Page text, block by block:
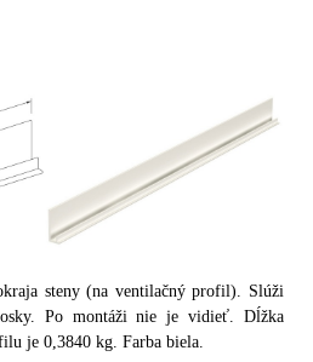
steny (na ventilačný profil).
Slúži
Po montáži nie je vidieť.
Dĺžka
je 0,3840 kg. Farba biela.